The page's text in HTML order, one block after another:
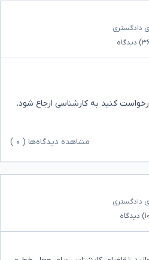
دادگستری
دیدگاه
کنید به کارشناسی ارجاع شود.
مشاهده دیدگاه‌ها ( ۰
دادگستری
دیدگاه